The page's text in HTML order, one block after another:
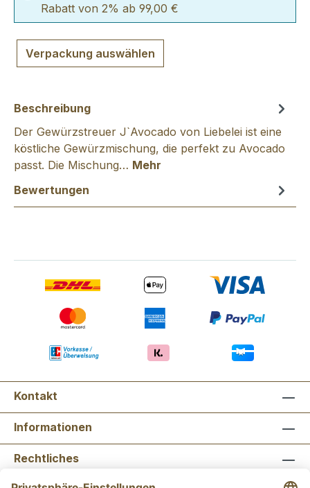
Rabatt von 2% ab 99,00 €
Verpackung auswählen
Beschreibung
Der Gewürzstreuer J`Avocado von Liebelei ist eine
köstliche Gewürzmischung, die perfekt zu Avocado
passt. Die Mischung… Mehr
Bewertungen
Kontakt
Informationen
Rechtliches